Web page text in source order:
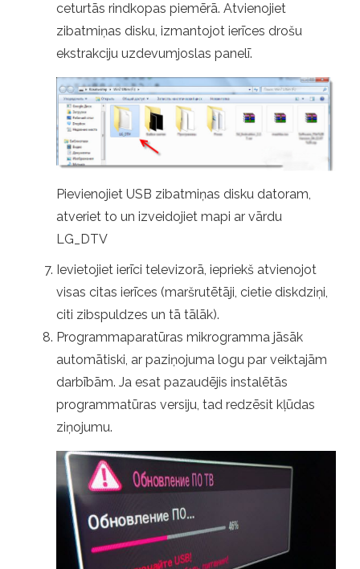
ceturtās rindkopas piemērā. Atvienojiet
zibatmiņas disku, izmantojot ierīces drošu
ekstrakciju uzdevumjoslas panelī.
Pievienojiet USB zibatmiņas disku datoram,
atveriet to un izveidojiet mapi ar vārdu
LG_DTV
Ievietojiet ierīci televizorā, iepriekš atvienojot
visas citas ierīces (maršrutētāji, cietie diskdziņi,
citi zibspuldzes un tā tālāk).
Programmaparatūras mikrogramma jāsāk
automātiski, ar paziņojuma logu par veiktajām
darbībām. Ja esat pazaudējis instalētās
programmatūras versiju, tad redzēsit kļūdas
ziņojumu.